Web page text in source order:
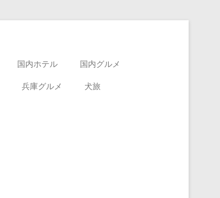
国内ホテル 国内グルメ
兵庫グルメ 犬旅